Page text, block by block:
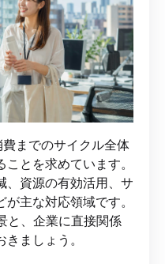
までのサイクル全体
とを求めています。
、資源の有効活用、サ
主な対応領域です。
と、企業に直接関係
ましょう。